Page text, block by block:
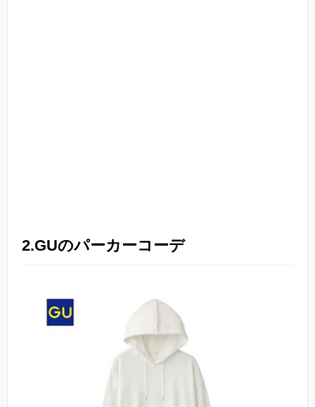
2.GUのパーカーコーデ